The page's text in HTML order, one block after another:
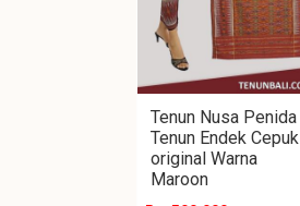
Tenun Nusa Penida
Tenun Endek Cepuk
original Warna
Maroon